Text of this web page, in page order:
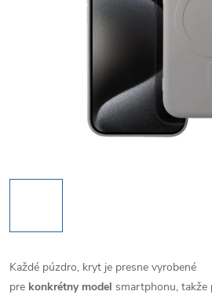
Každé púzdro, kryt je presne vyrobené
pre konkrétny model smartphonu, takže